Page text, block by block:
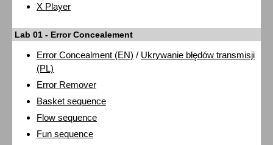
X Player
Lab 01 - Error Concealement
Error Concealment (EN) / Ukrywanie błędów transmisji
(PL)
Error Remover
Basket sequence
Flow sequence
Fun sequence